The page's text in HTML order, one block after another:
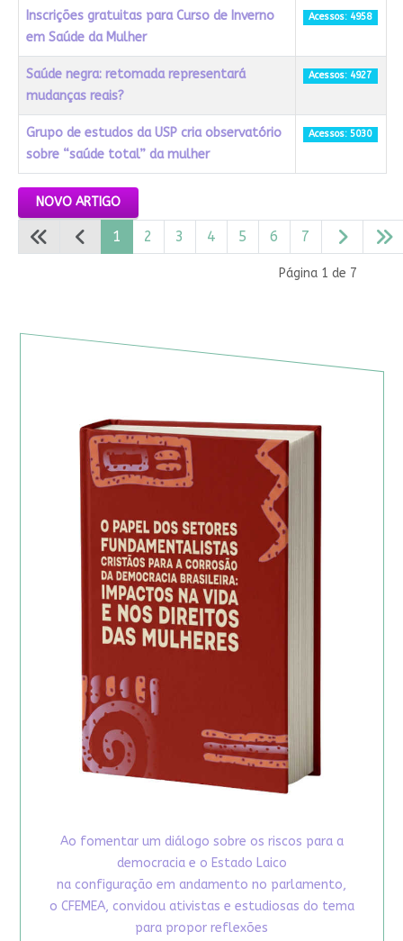
Inscrições gratuitas para Curso de Inverno
em Saúde da Mulher
Acessos: 4958
Saúde negra: retomada representará
mudanças reais?
Acessos: 4927
Grupo de estudos da USP cria observatório
sobre “saúde total” da mulher
Acessos: 5030
NOVO ARTIGO
Página 1 de 7
1 2 3 4 5 6 7
Ao fomentar um diálogo sobre os riscos para a
democracia e o Estado Laico
na configuração em andamento no parlamento,
o CFEMEA, convidou ativistas e estudiosas do tema
para propor reflexões